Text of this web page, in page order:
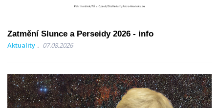
Zatmění Slunce a Perseidy 2026 - info
Aktuality 07.08.2026